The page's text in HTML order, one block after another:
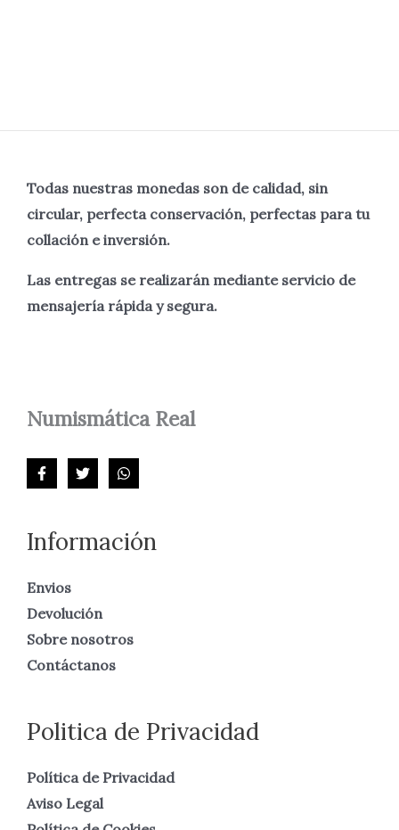
Todas nuestras monedas son de calidad, sin
circular, perfecta conservación, perfectas para tu
collación e inversión.
Las entregas se realizarán mediante servicio de
mensajería rápida y segura.
NumismáticaReal
Información
Envios
Devolución
Sobre nosotros
Contáctanos
Politica de Privacidad
Política de Privacidad
Aviso Legal